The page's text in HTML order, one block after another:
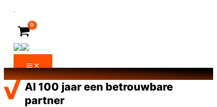
Al 100 jaar een betrouwbare
partner